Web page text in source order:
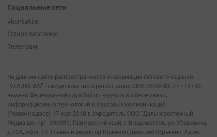
Социальные сети
vkontakte
Одноклассники
Телеграм
На данном сайте распространяется информация сетевого издания
"VLADNEWS" - свидетельство о регистрации СМИ ЭЛ № ФС 77 - 72742,
выдано Федеральной службой по надзору в сфере связи,
информационных технологий и массовых коммуникаций
(Роскомнадзор) 17 мая 2018 г. Учредитель ООО "Дальневосточный
Медиа Центр". 690091, Приморский край, г. Владивосток, ул. Уборевича,
д.20А, офис 13. Главный редактор Юркевич Дмитрий Юрьевич. Адрес